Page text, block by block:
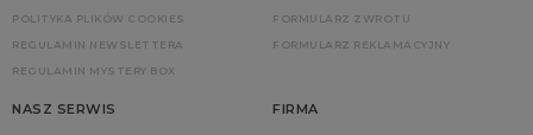
POLITYKA PLIKÓW COOKIES
REGULAMIN NEWSLETTERA
REGULAMIN MYSTERY BOX
FORMULARZ ZWROTU
FORMULARZ REKLAMACYJNY
NASZ SERWIS FIRMA